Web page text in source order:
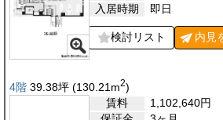
入居時期
即日
検討リスト 内見
4階 39.38坪 (130.21 m2)
賃料
1,102,640円